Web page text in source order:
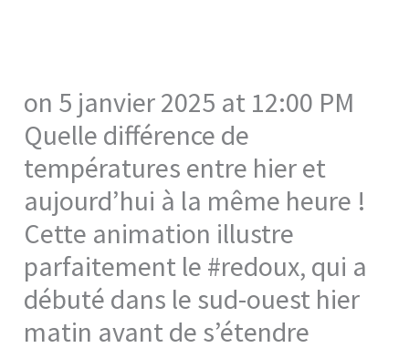
on 5 janvier 2025 at 12:00 PM
Quelle différence de
températures entre hier et
aujourd’hui à la même heure !
Cette animation illustre
parfaitement le #redoux, qui a
débuté dans le sud-ouest hier
matin avant de s’étendre